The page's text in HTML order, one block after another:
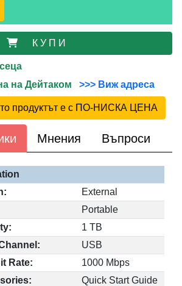
К У П И
на Дейтаком
>>> Виж адреса
продуктът е с ПО-НИСКА ЦЕНА
Мнения Въпроси
External
Portable
1 TB
USB
Rate:
1000 Mbps
Quick Start Guide